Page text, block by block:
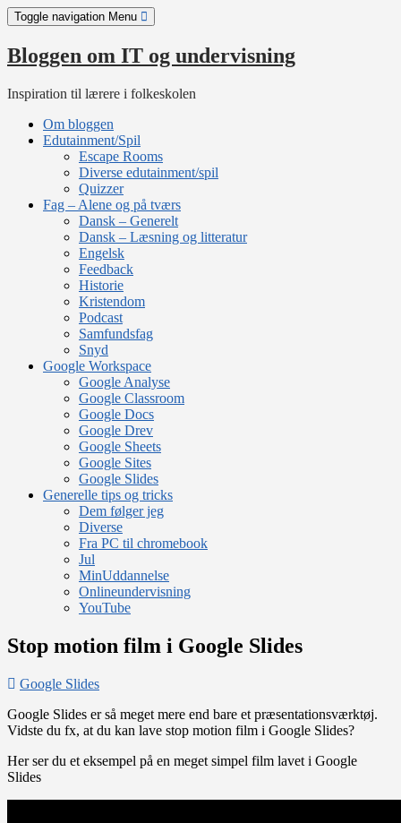
Skip
to
content
Toggle navigation Menu
Bloggen om IT og undervisning
Inspiration til lærere i folkeskolen
Om bloggen
Edutainment/Spil
Escape Rooms
Diverse edutainment/spil
Quizzer
Fag – Alene og på tværs
Dansk – Generelt
Dansk – Læsning og litteratur
Engelsk
Feedback
Historie
Kristendom
Podcast
Samfundsfag
Snyd
Google Workspace
Google Analyse
Google Classroom
Google Docs
Google Drev
Google Sheets
Google Sites
Google Slides
Generelle tips og tricks
Dem følger jeg
Diverse
Fra PC til chromebook
Jul
MinUddannelse
Onlineundervisning
YouTube
Stop motion film i Google Slides
Google Slides
Google Slides er så meget mere end bare et præsentationsværktøj.
Vidste du fx, at du kan lave stop motion film i Google Slides?
Her ser du et eksempel på en meget simpel film lavet i Google
Slides